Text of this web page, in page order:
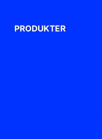
PRODUKTER